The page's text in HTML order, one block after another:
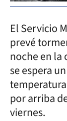
El Servicio
prevé
noche en la
se espera
por arriba
viernes.